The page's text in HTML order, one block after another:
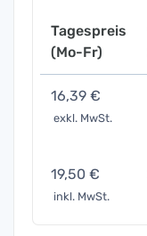
Tagespreis
(Mo-Fr)
16,39 €
exkl. MwSt.
19,50 €
inkl. MwSt.